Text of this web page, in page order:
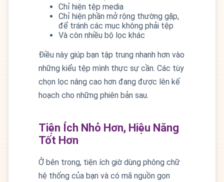
Chỉ hiện tệp media
Chỉ hiện phần mở rộng thường gặp,
để tránh các mục không phải tệp
Và còn nhiều bộ lọc khác
Điều này giúp bạn tập trung nhanh hơn vào
những kiểu tệp mình thực sự cần. Các tùy
chọn lọc nâng cao hơn đang được lên kế
hoạch cho những phiên bản sau.
Tiện Ích Nhỏ Hơn, Hiệu Năng
Tốt Hơn
Ở bên trong, tiện ích giờ dùng phông chữ
hệ thống của bạn và có mã nguồn gọn